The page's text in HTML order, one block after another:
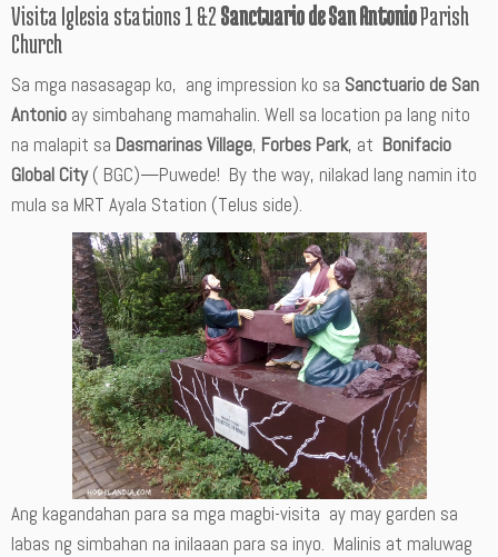
Visita Iglesia stations 1 &2Sanctuario de San AntonioParish
Church
Sa mga nasasagap ko, ang impression ko sa Sanctuario de San
Antonio ay simbahang mamahalin. Well sa location pa lang nito
na malapit sa Dasmarinas Village, Forbes Park, at Bonifacio
Global City( BGC)—Puwede! By the way, nilakad lang namin ito
mula sa MRT Ayala Station (Telus side).
Ang kagandahan para sa mga magbi-visita ay may garden sa
labas ng simbahan na inilaaan para sa inyo. Malinis at maluwag